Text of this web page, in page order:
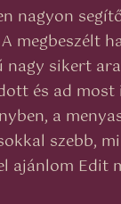
nagyon
megbeszélt
nagy sikert
és ad most
a
szebb,
ajánlom Edit